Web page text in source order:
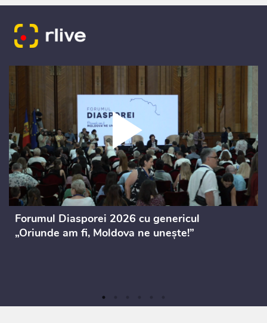
Forumul Diasporei 2026 cu genericul
„Oriunde am fi, Moldova ne unește!”